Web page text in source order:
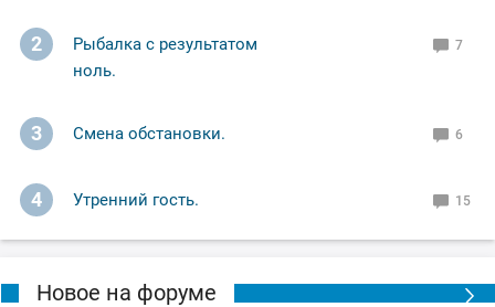
2
Рыбалка с результатом
ноль.
7
3 Смена обстановки. 6
4 Утренний гость. 15
Новое на форуме